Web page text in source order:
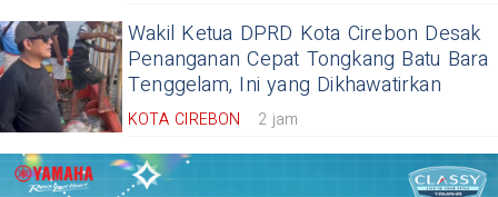
Wakil Ketua DPRD Kota Cirebon Desak
Penanganan Cepat Tongkang Batu Bara
Tenggelam, Ini yang Dikhawatirkan
KOTA CIREBON 2 jam